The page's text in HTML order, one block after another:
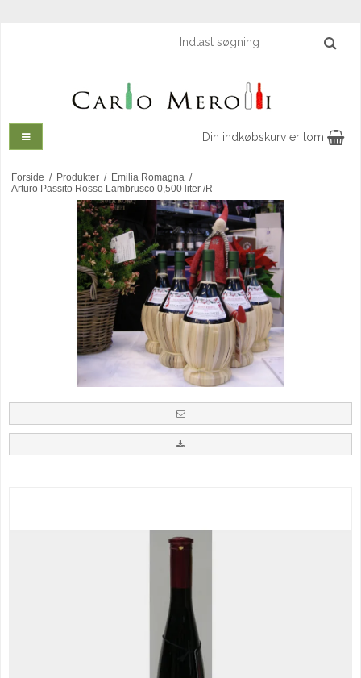
Din indkøbskurv er tom
Forside / Produkter / Emilia Romagna /
Arturo Passito Rosso Lambrusco 0,500 liter /R